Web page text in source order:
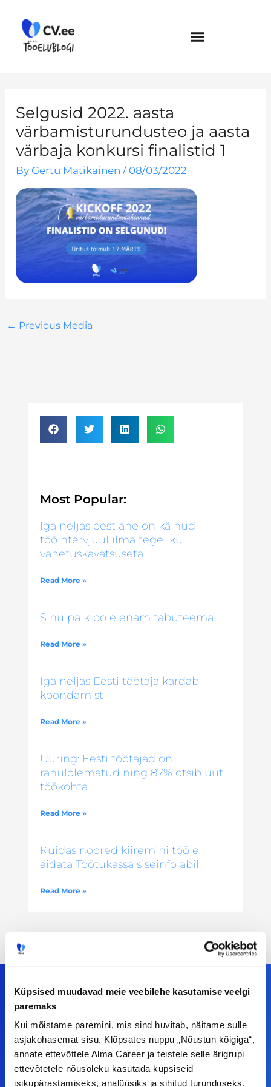
Küpsised muudavad meie veebilehe kasutamise veelgi
paremaks
Kui mõistame paremini, mis sind huvitab, näitame sulle
asjakohasemat sisu. Klõpsates nuppu „Nõustun kõigiga“,
annate ettevõttele Alma Career ja teistele selle ärigrupi
ettevõtetele nõusoleku kasutada küpsiseid
isikupärastamiseks, analüüsiks ja sihitud turunduseks.
content
Selgusid 2022. aasta
värbamisturundusteo ja aasta
värbaja konkursi finalistid 1
By Gertu Matikainen/ 08/03/2022
← Previous Media
Most Popular:
Iga neljas eestlane on käinud
tööintervjuul ilma tegeliku
vahetuskavatsuseta
Read More »
Sinu palk pole enam tabuteema!
Read More »
Iga neljas Eesti töötaja kardab
koondamist
Read More »
Uuring: Eesti töötajad on
rahulolematud ning 87% otsib uut
töökohta
Read More »
Kuidas noored kiiremini tööle
aidata Töötukassa siseinfo abil
Read More »
Meiega leiad!
Tööelublogi.ee lehelt leiad kõik vajaliku, et olla
kursis tööturu uudistega. Kui sul on
ettepanekuid erinevate teemade osas või soovid